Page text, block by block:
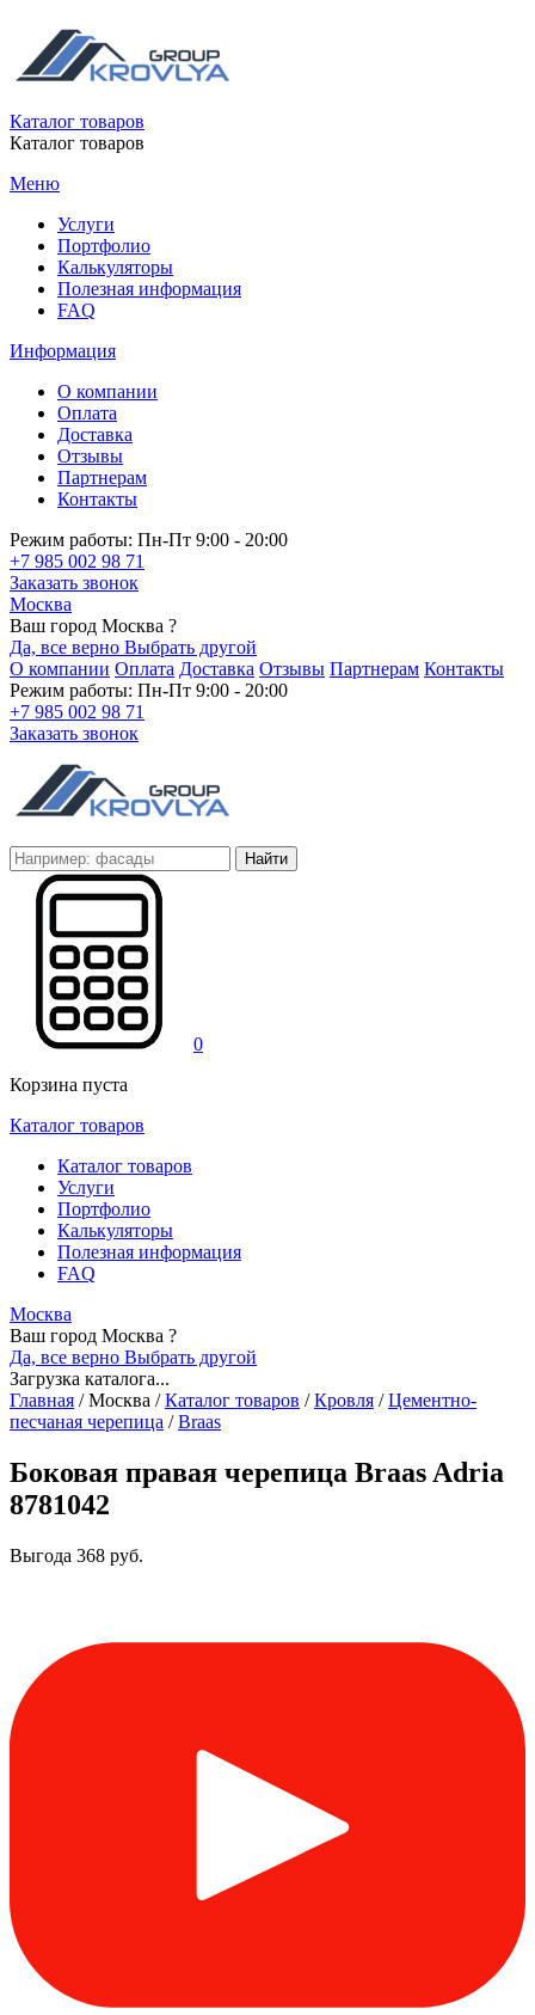
Каталог товаров
Каталог товаров
Меню
Услуги
Портфолио
Калькуляторы
Полезная информация
FAQ
Информация
О компании
Оплата
Доставка
Отзывы
Партнерам
Контакты
Режим работы: Пн-Пт 9:00 - 20:00
+7 985 002 98 71
Заказать звонок
Москва
Ваш город Москва ?
Да, все верно Выбрать другой
О компании Оплата Доставка Отзывы Партнерам Контакты
Режим работы: Пн-Пт 9:00 - 20:00
+7 985 002 98 71
Заказать звонок
Найти
0
Корзина пуста
Каталог товаров
Каталог товаров
Услуги
Портфолио
Калькуляторы
Полезная информация
FAQ
Москва
Ваш город Москва ?
Да, все верно Выбрать другой
Загрузка каталога...
Главная /Москва / Каталог товаров / Кровля / Цементно-
песчаная черепица / Braas
Боковая правая черепица Braas Adria
8781042
Выгода 368 руб.